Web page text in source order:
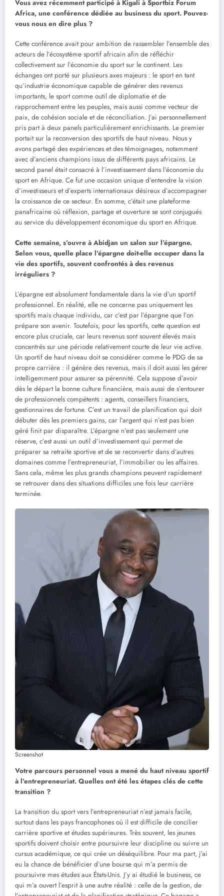
Vous avez récemment participé à Kigali à Sportbiz Forum
Africa, une conférence dédiée au business du sport. Pouvez-
vous nous en dire plus ?
Cette conférence avait pour ambition de rassembler l’ensemble des
acteurs de l’écosystème sportif africain afin de réfléchir
collectivement sur l’économie du sport sur le continent. Les
échanges ont porté sur plusieurs axes majeurs : le sport en tant
qu’industrie économique capable de générer des revenus
importants, le sport comme outil de diplomatie et de
rapprochement entre les peuples, mais aussi comme vecteur de
paix, de cohésion sociale et de réconciliation. J’ai personnellement
pris part à deux panels particulièrement enrichissants. Le premier
portait sur la reconversion des sportifs de haut niveau. Nous y
avons partagé des expériences et des témoignages, notamment
avec d’anciens champions issus de différents pays africains. Le
second panel était consacré à l’investissement dans l’économie du
sport en Afrique. Ce fut une occasion unique d’entendre la vision
d’investisseurs et d’experts internationaux désireux d’accompagner
la croissance de ce secteur. En somme, c’était une plateforme
panafricaine où réflexion, partage et ouverture se sont conjugués
au service du développement économique du sport en Afrique.
Cette semaine, s’ouvre à Abidjan un salon sur l’épargne.
Selon vous, quelle place l’épargne doit-elle occuper dans la
vie des sportifs, souvent confrontés à des revenus
irréguliers ?
L’épargne est absolument fondamentale dans la vie d’un sportif
professionnel. En réalité, elle ne concerne pas uniquement les
sportifs mais chaque individu, car c’est par l’épargne que l’on
prépare son avenir. Toutefois, pour les sportifs, cette question est
encore plus cruciale, car leurs revenus sont souvent élevés mais
concentrés sur une période relativement courte de leur vie active.
Un sportif de haut niveau doit se considérer comme le PDG de sa
propre carrière : il génère des revenus, mais il doit aussi les gérer
intelligemment pour assurer sa pérennité. Cela suppose d’avoir
dès le départ la bonne culture financière, mais aussi de s’entourer
de professionnels compétents : agents, conseillers financiers,
gestionnaires de fortune. C’est un travail de planification qui doit
débuter dès les premiers gains, car l’argent qui n’est pas bien
géré finit par disparaître. L’épargne n’est pas seulement une
réserve, c’est aussi un outil d’investissement qui permet de
préparer sa retraite sportive et de se reconvertir dans d’autres
domaines comme l’entrepreneuriat, l’immobilier ou les affaires.
Sans cela, même les plus grands champions peuvent rapidement
se retrouver dans des situations difficiles une fois leur carrière
terminée.
Screenshot
Votre parcours personnel vous a mené du haut niveau sportif
à l’entrepreneuriat. Quelles ont été les étapes clés de cette
transition ?
La transition du sport vers l’entrepreneuriat n’est jamais facile,
surtout dans les pays francophones où il est difficile de concilier
carrière sportive et études supérieures. Très souvent, les jeunes
sportifs doivent choisir entre poursuivre leur discipline ou suivre un
cursus académique, ce qui crée un déséquilibre. Pour ma part, j’ai
eu la chance de bénéficier d’une bourse qui m’a permis de
poursuivre mes études aux États-Unis. J’y ai étudié le business, ce
qui m’a ouvert l’esprit à une autre réalité : celle de la gestion, de